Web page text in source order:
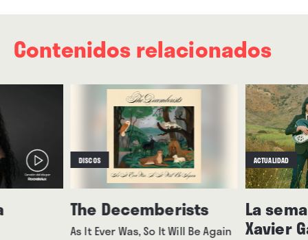
Contenidos relacionados
DISCOS
The Decemberists
As It Ever Was, So It Will Be Again
ACTUALIDAD
La
Xavier